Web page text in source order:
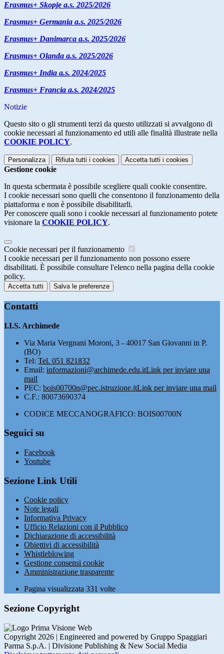
Erasmus+ Skopje a.s. 2025/2026
Erasmus+ Germania a.s. 2025/2026
Erasmus+ Danimarca a.s. 2025/2026
Erasmus+ Olanda a.s. 2025/2026
Erasmus+ India a.s. 2024/2025
Erasmus+ Francia a.s. 2024/2025
Notizie
Questo sito o gli strumenti terzi da questo utilizzati si avvalgono di
cookie necessari al funzionamento ed utili alle finalità illustrate nella
COOKIE POLICY.
Personalizza Rifiuta tutti i cookies Accetta tutti i cookies
Gestione cookie
In questa schermata è possibile scegliere quali cookie consentire.
I cookie necessari sono quelli che consentono il funzionamento della
piattaforma e non è possibile disabilitarli.
Per conoscere quali sono i cookie necessari al funzionamento potete
visionare la COOKIE POLICY.
Cookie necessari per il funzionamento
I cookie necessari per il funzionamento non possono essere
disabilitati. È possibile consultare l'elenco nella pagina della cookie
policy.
Accetta tutti Salva le preferenze
Contatti
I.I.S. Archimede
Via Maria Vergnani Moroni, 3 - 40017 San Giovanni in P.
(BO)
Tel: Tel. 051 821832
Email: informazioni@archimede.edu.itLink per inviare una
mail
PEC: bois00700n@pec.istruzione.itLink per inviare una mail
C.F.: 80073690374
CODICE MECCANOGRAFICO: BOIS00700N
Seguici su
Facebook
Youtube
Sezione Link Utili
Cookie policy
Note legali
Informativa Privacy
Ufficio Relazioni con il Pubblico
Dichiarazione di accessibilità
Obiettivi di accessibilità
Whistleblowing
Gestione consensi cookie
Amministrazione trasparente
Pagina visualizzata 331 volte
Sezione Copyright
Copyright 2026 | Engineered and powered by Gruppo Spaggiari
Parma S.p.A. | Divisione Publishing & New Social Media